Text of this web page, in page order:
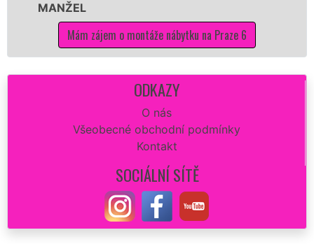
zájem o montáže nábytku na Praze 6
ODKAZY
O nás
Všeobecné obchodní podmínky
Kontakt
SOCIÁLNÍ SÍTĚ